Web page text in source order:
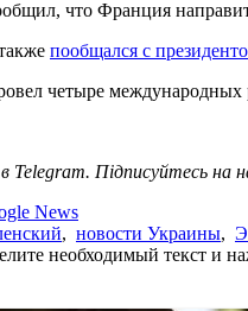
что Франция
пообщался с
четыре
в Telegram. Підписуйтесь на
News
, новости Украины,
необходимый текст и